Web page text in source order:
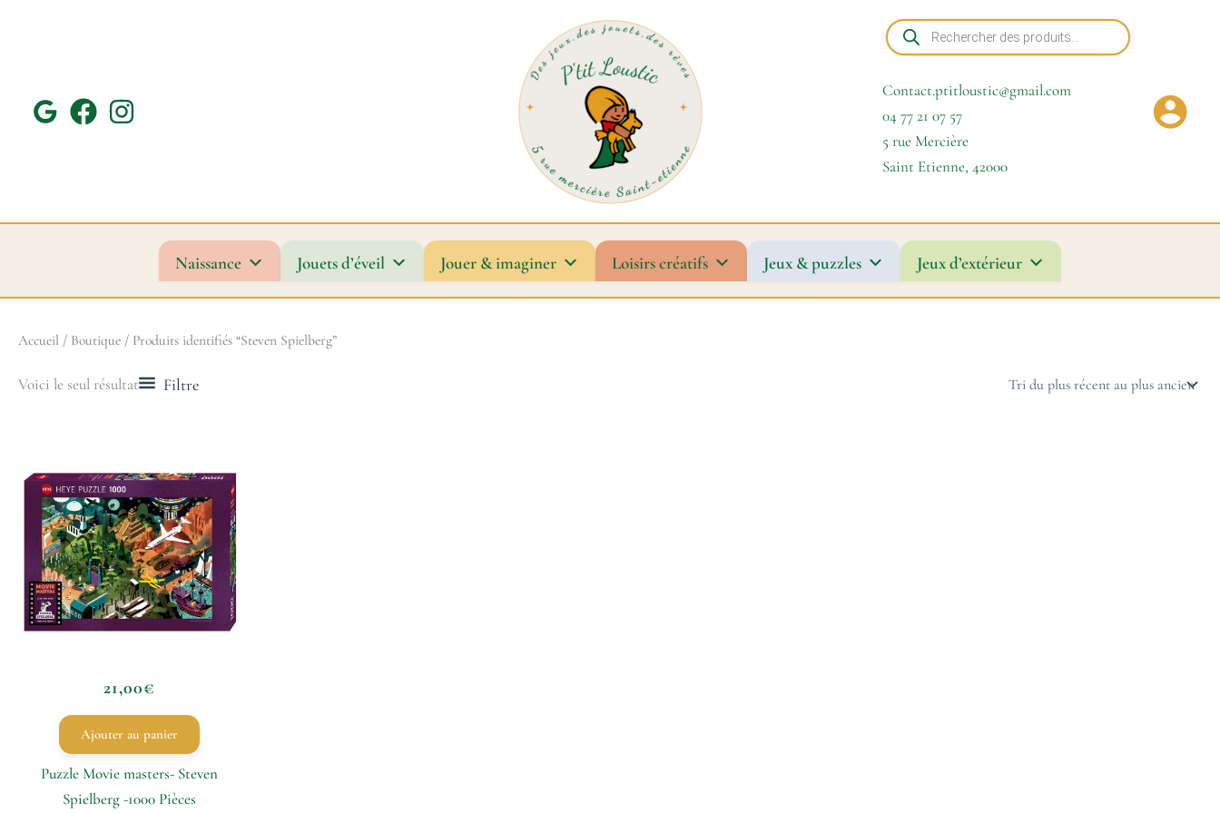
Recherche
de
produits
Contact.ptitloustic@gmail.com
04 77 21 07 57
5 rue Mercière
Saint Etienne, 42000
Naissance Jouets d’éveil Jouer & imaginer Loisirs créatifs Jeux & puzzles Jeux d’extérieur
Accueil / Boutique / Produits identifiés “Steven Spielberg”
Voici le seul résultat Filtre
21,00€
Ajouter au panier
Puzzle Movie masters- Steven
Spielberg -1000 Pièces